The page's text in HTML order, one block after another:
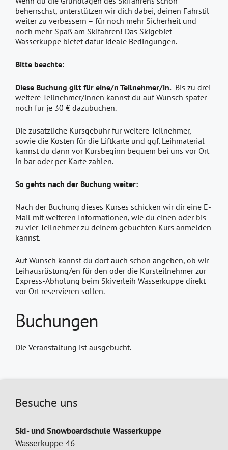
beherrschst, unterstützen wir dich dabei, deinen Fahrstil
weiter zu verbessern – für noch mehr Sicherheit und
noch mehr Spaß am Skifahren! Das Skigebiet
Wasserkuppe bietet dafür ideale Bedingungen.
Bitte beachte:
Diese Buchung gilt für eine/n Teilnehmer/in. Bis zu drei
weitere Teilnehmer/innen kannst du auf Wunsch später
noch für je 30 € dazubuchen.
Die zusätzliche Kursgebühr für weitere Teilnehmer,
sowie die Kosten für die Liftkarte und ggf. Leihmaterial
kannst du dann vor Kursbeginn bequem bei uns vor Ort
in bar oder per Karte zahlen.
So gehts nach der Buchung weiter:
Nach der Buchung dieses Kurses schicken wir dir eine E-
Mail mit weiteren Informationen, wie du einen oder bis
zu vier Teilnehmer zu deinem gebuchten Kurs anmelden
kannst.
Auf Wunsch kannst du dort auch schon angeben, ob wir
Leihausrüstung/en für den oder die Kursteilnehmer zur
Express-Abholung beim Skiverleih Wasserkuppe direkt
vor Ort reservieren sollen.
Buchungen
Die Veranstaltung ist ausgebucht.
Besuche uns
Ski- und Snowboardschule Wasserkuppe
Wasserkuppe 46